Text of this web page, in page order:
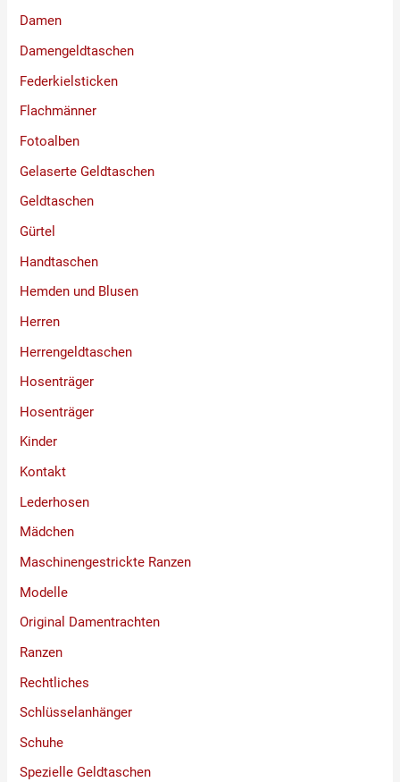
Damen
Damengeldtaschen
Federkielsticken
Flachmänner
Fotoalben
Gelaserte Geldtaschen
Geldtaschen
Gürtel
Handtaschen
Hemden und Blusen
Herren
Herrengeldtaschen
Hosenträger
Hosenträger
Kinder
Kontakt
Lederhosen
Mädchen
Maschinengestrickte Ranzen
Modelle
Original Damentrachten
Ranzen
Rechtliches
Schlüsselanhänger
Schuhe
Spezielle Geldtaschen